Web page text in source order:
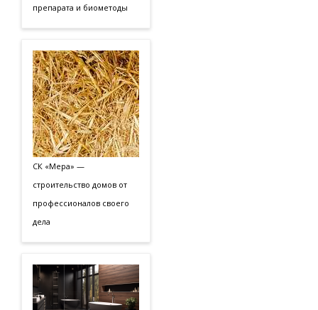
препарата и биометоды
СК «Мера» —
строительство домов от
профессионалов своего
дела